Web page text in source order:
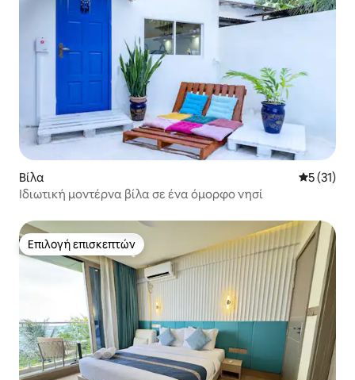
Βίλα Μέση
5 (31)
Ιδιωτική μοντέρνα βίλα σε ένα όμορφο νησί
Επιλογή επισκεπτών
Επιλογή επισκεπτών